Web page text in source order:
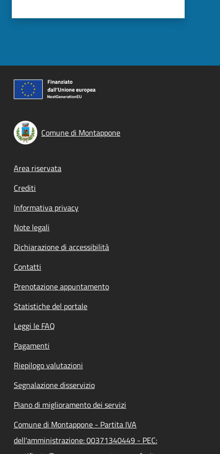
Comune di Montappone
Footer menu
Area riservata
Crediti
Informativa privacy
Note legali
Dichiarazione di accessibilità
Contatti
Prenotazione appuntamento
Statistiche del portale
Leggi le FAQ
Pagamenti
Riepilogo valutazioni
Segnalazione disservizio
Piano di miglioramento dei servizi
Comune di Montappone - Partita IVA
dell'amministrazione: 00371340449 - PEC: